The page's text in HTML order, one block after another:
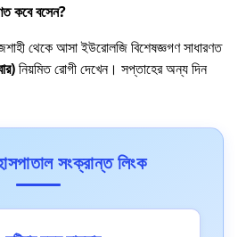
কবে বসেন?
থেকে আসা ইউরোলজি বিশেষজ্ঞগণ সাধারণত
নিয়মিত রোগী দেখেন। সপ্তাহের অন্য দিন
সংক্রান্ত লিংক